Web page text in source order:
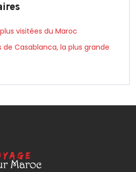
visitées du Maroc
Casablanca, la plus grande